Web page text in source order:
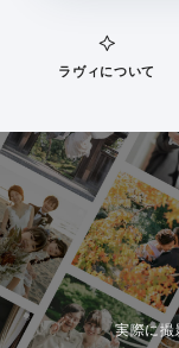
ラヴィについて
実際に撮